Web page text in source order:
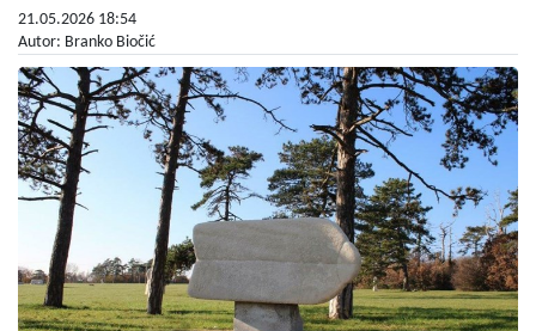
21.05.2026 18:54
Autor: Branko Biočić